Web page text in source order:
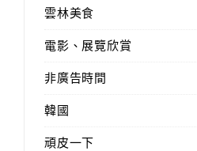
雲林美食
電影、展覽欣賞
非廣告時間
韓國
頑皮一下